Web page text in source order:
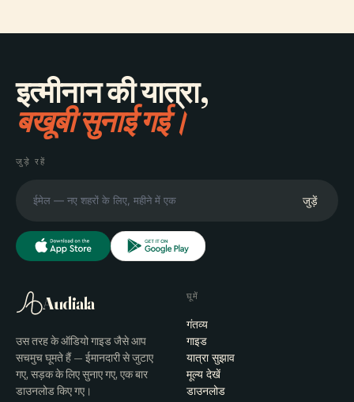
इत्मीनान की यात्रा,
बखूबी सुनाई गई।
जुड़े रहें
जुड़ें
Audiala
उस तरह के ऑडियो गाइड जैसे आप
सचमुच घूमते हैं — ईमानदारी से जुटाए
गए, सड़क के लिए सुनाए गए, एक बार
डाउनलोड किए गए।
घूमें
गंतव्य
गाइड
यात्रा सुझाव
मूल्य देखें
डाउनलोड